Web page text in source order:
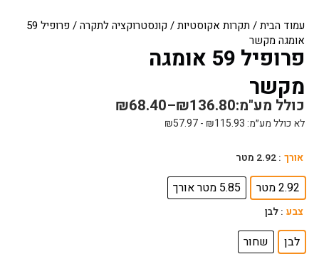
עמוד הבית/ תקרות אקוסטיות/ קונסטרוקציה לתקרה
/ פרופיל 59
אומגה מקשר
פרופיל 59 אומגה
מקשר
₪68.40–₪136.80כולל מע"מ:
לא כולל מע״מ: ₪115.93
-
₪57.97
אורך : 2.92 מטר
2.92 מטר 5.85 מטר אורך
צבע : לבן
לבן שחור
כמות
פרופיל
59
אומגה
מקשר